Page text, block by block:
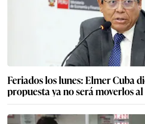
Feriados los lunes: Elmer Cuba
propuesta ya no será moverlos